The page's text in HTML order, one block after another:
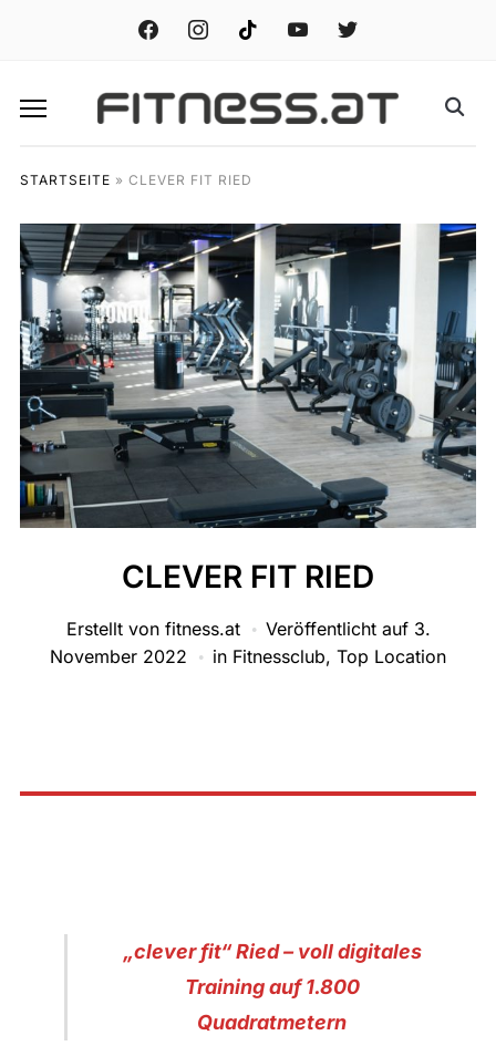
facebook instagramtiktok youtube twitter
STARTSEITE » CLEVER FIT RIED
CLEVER FIT RIED
Erstellt von fitness.at Veröffentlicht auf 3.
November 2022
in Fitnessclub, Top Location
„clever fit“ Ried – voll digitales
Training auf 1.800
Quadratmetern